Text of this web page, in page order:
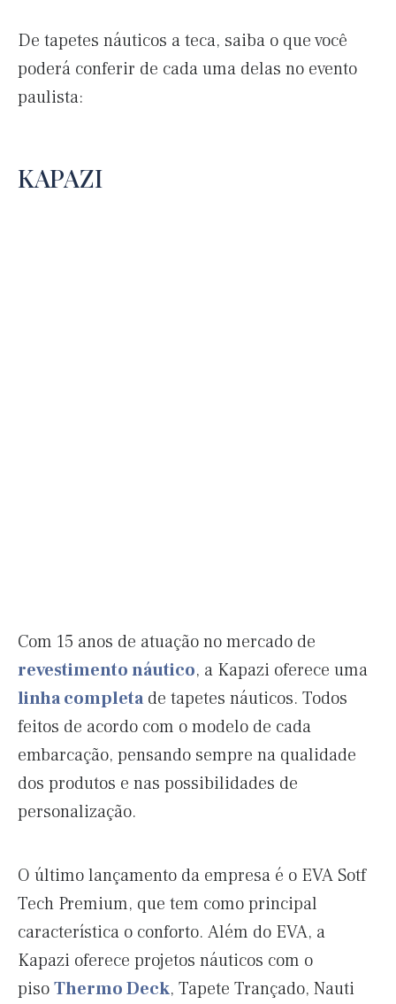
De tapetes náuticos a teca, saiba o que você
poderá conferir de cada uma delas no evento
paulista:
KAPAZI
Com 15 anos de atuação no mercado de
revestimento náutico, a Kapazi oferece uma
linha completade tapetes náuticos. Todos
feitos de acordo com o modelo de cada
embarcação, pensando sempre na qualidade
dos produtos e nas possibilidades de
personalização.
O último lançamento da empresa é o EVA Sotf
Tech Premium, que tem como principal
característica o conforto. Além do EVA, a
Kapazi oferece projetos náuticos com o
pisoThermo Deck, Tapete Trançado, Nauti